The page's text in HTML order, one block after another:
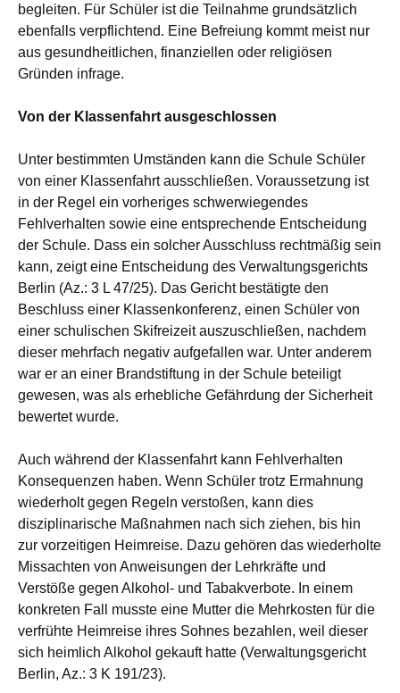
begleiten. Für Schüler ist die Teilnahme grundsätzlich
ebenfalls verpflichtend. Eine Befreiung kommt meist nur
aus gesundheitlichen, finanziellen oder religiösen
Gründen infrage.
Von der Klassenfahrt ausgeschlossen
Unter bestimmten Umständen kann die Schule Schüler
von einer Klassenfahrt ausschließen. Voraussetzung ist
in der Regel ein vorheriges schwerwiegendes
Fehlverhalten sowie eine entsprechende Entscheidung
der Schule. Dass ein solcher Ausschluss rechtmäßig sein
kann, zeigt eine Entscheidung des Verwaltungsgerichts
Berlin (Az.: 3 L 47/25). Das Gericht bestätigte den
Beschluss einer Klassenkonferenz, einen Schüler von
einer schulischen Skifreizeit auszuschließen, nachdem
dieser mehrfach negativ aufgefallen war. Unter anderem
war er an einer Brandstiftung in der Schule beteiligt
gewesen, was als erhebliche Gefährdung der Sicherheit
bewertet wurde.
Auch während der Klassenfahrt kann Fehlverhalten
Konsequenzen haben. Wenn Schüler trotz Ermahnung
wiederholt gegen Regeln verstoßen, kann dies
disziplinarische Maßnahmen nach sich ziehen, bis hin
zur vorzeitigen Heimreise. Dazu gehören das wiederholte
Missachten von Anweisungen der Lehrkräfte und
Verstöße gegen Alkohol- und Tabakverbote. In einem
konkreten Fall musste eine Mutter die Mehrkosten für die
verfrühte Heimreise ihres Sohnes bezahlen, weil dieser
sich heimlich Alkohol gekauft hatte (Verwaltungsgericht
Berlin, Az.: 3 K 191/23).